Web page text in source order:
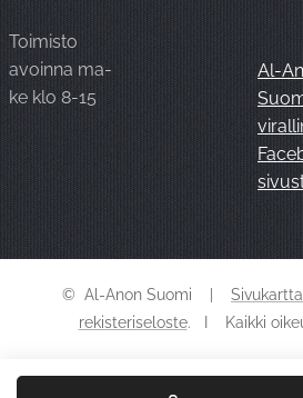
Toimisto
avoinna ma-
ke klo 8-15
Al-
© Al-Anon Suomi | Sivukartta
rekisteriseloste. I Kaikki